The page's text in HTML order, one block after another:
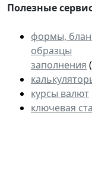
Полезные
формы,
образцы
заполнения (
курсы валют
ключевая